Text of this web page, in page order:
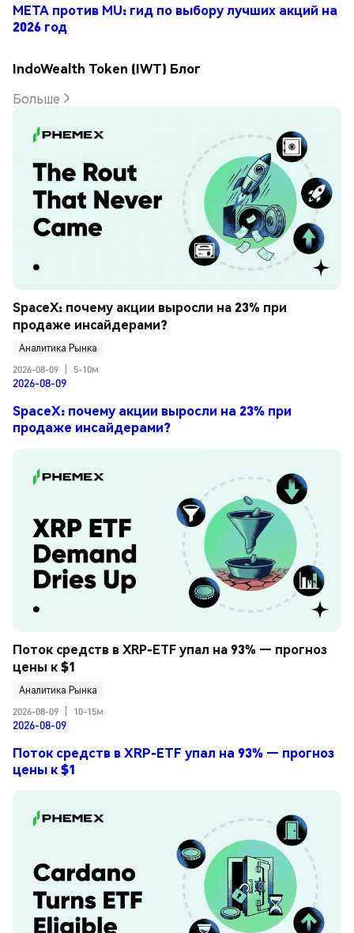
META против MU: гид по выбору лучших акций на
2026 год
IndoWealth Token (IWT) Блог
Больше
SpaceX: почему акции выросли на 23% при
продаже инсайдерами?
Аналитика Рынка
2026-08-09
5-10м
2026-08-09
SpaceX: почему акции выросли на 23% при
продаже инсайдерами?
Поток средств в XRP-ETF упал на 93% — прогноз
цены к $1
Аналитика Рынка
2026-08-09
10-15м
2026-08-09
Поток средств в XRP-ETF упал на 93% — прогноз
цены к $1